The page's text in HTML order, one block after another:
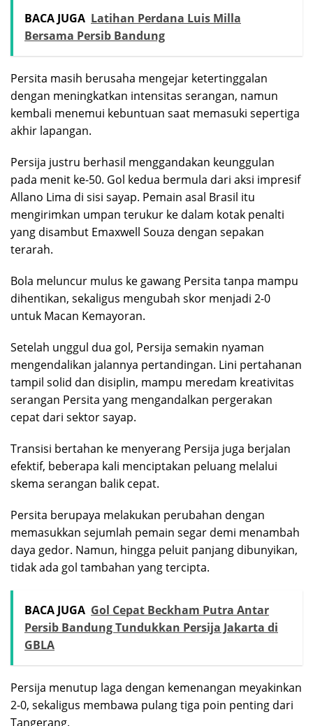
BACA JUGA Latihan Perdana Luis Milla
Bersama Persib Bandung
Persita masih berusaha mengejar ketertinggalan
dengan meningkatkan intensitas serangan, namun
kembali menemui kebuntuan saat memasuki sepertiga
akhir lapangan.
Persija justru berhasil menggandakan keunggulan
pada menit ke-50. Gol kedua bermula dari aksi impresif
Allano Lima di sisi sayap. Pemain asal Brasil itu
mengirimkan umpan terukur ke dalam kotak penalti
yang disambut Emaxwell Souza dengan sepakan
terarah.
Bola meluncur mulus ke gawang Persita tanpa mampu
dihentikan, sekaligus mengubah skor menjadi 2-0
untuk Macan Kemayoran.
Setelah unggul dua gol, Persija semakin nyaman
mengendalikan jalannya pertandingan. Lini pertahanan
tampil solid dan disiplin, mampu meredam kreativitas
serangan Persita yang mengandalkan pergerakan
cepat dari sektor sayap.
Transisi bertahan ke menyerang Persija juga berjalan
efektif, beberapa kali menciptakan peluang melalui
skema serangan balik cepat.
Persita berupaya melakukan perubahan dengan
memasukkan sejumlah pemain segar demi menambah
daya gedor. Namun, hingga peluit panjang dibunyikan,
tidak ada gol tambahan yang tercipta.
BACA JUGA Gol Cepat Beckham Putra Antar
Persib Bandung Tundukkan Persija Jakarta di
GBLA
Persija menutup laga dengan kemenangan meyakinkan
2-0, sekaligus membawa pulang tiga poin penting dari
Tangerang.